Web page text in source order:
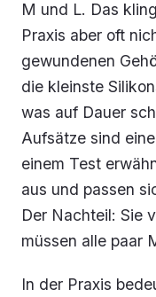
M und L. Das
Praxis aber oft
gewundenen
die kleinste
was auf Dauer
Aufsätze sind
einem Test
aus und passen
Der Nachteil: Sie
müssen alle paar
In der Praxis